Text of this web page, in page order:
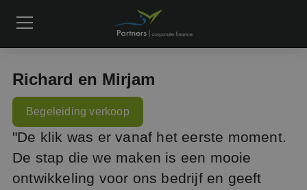
Richard en Mirjam
Begeleiding verkoop
"De klik was er vanaf het eerste moment.
De stap die we maken is een mooie
ontwikkeling voor ons bedrijf en geeft